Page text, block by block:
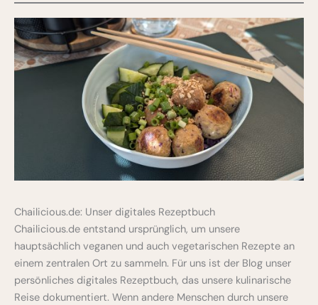
Chailicious.de: Unser digitales Rezeptbuch
Chailicious.de entstand ursprünglich, um unsere
hauptsächlich veganen und auch vegetarischen Rezepte an
einem zentralen Ort zu sammeln. Für uns ist der Blog unser
persönliches digitales Rezeptbuch, das unsere kulinarische
Reise dokumentiert. Wenn andere Menschen durch unsere